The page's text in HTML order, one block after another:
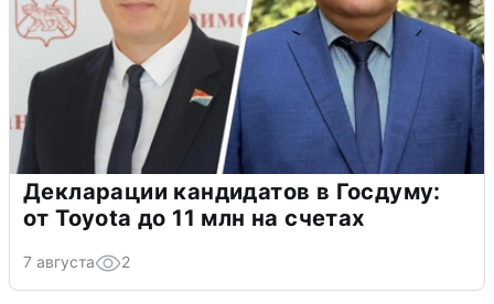
Декларации кандидатов в Госдуму:
от Toyota до 11 млн на счетах
7 августа 2